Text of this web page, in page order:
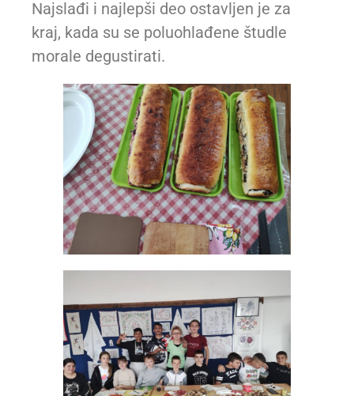
Najslađi i najlepši deo ostavljen je za
kraj, kada su se poluohlađene študle